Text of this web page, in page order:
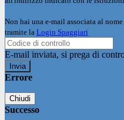
Non hai una e-mail associata al
tramite la Login Spaggiari
E-mail inviata, si prega di
Errore
Chiudi
Successo